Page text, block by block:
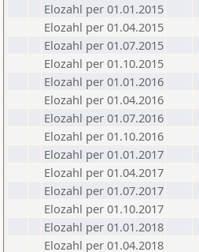
Elozahl per 01.01.2015
Elozahl per 01.04.2015
Elozahl per 01.07.2015
Elozahl per 01.10.2015
Elozahl per 01.01.2016
Elozahl per 01.04.2016
Elozahl per 01.07.2016
Elozahl per 01.10.2016
Elozahl per 01.01.2017
Elozahl per 01.04.2017
Elozahl per 01.07.2017
Elozahl per 01.10.2017
Elozahl per 01.01.2018
Elozahl per 01.04.2018